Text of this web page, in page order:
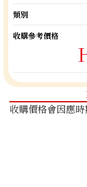
類別
收購參考價格
收購價格會因應